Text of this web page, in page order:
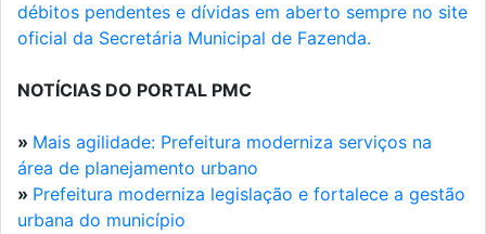
débitos pendentes e dívidas em aberto sempre no site
oficial da Secretária Municipal de Fazenda.
NOTÍCIAS DO PORTAL PMC
» Mais agilidade: Prefeitura moderniza serviços na
área de planejamento urbano
» Prefeitura moderniza legislação e fortalece a gestão
urbana do município